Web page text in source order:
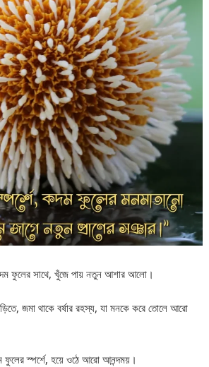
ফুলের সাথে, খুঁজে পায় নতুন আশার আলো।
জমা থাকে বর্ষার রহস্য, যা মনকে করে তোলে আরো
ফুলের স্পর্শে, হয়ে ওঠে আরো আনন্দময়।